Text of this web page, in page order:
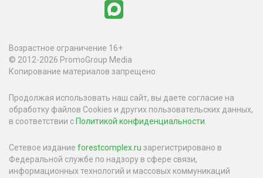
Возрастное ограничение 16+
© 2012-2026 PromoGroup Media
Копирование материалов запрещено.
Продолжая использовать наш сайт, вы даете согласие на
обработку файлов Cookies и других пользовательских данных,
в соответствии сПолитикой конфиденциальности
Сетевое издание forestcomplex.ru зарегистрировано в
Федеральной службе по надзору в сфере связи,
информационных технологий и массовых коммуникаций